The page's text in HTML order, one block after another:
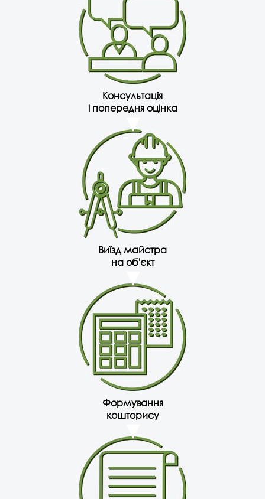
Консультація
і попередня оцінка
Виїзд майстра
на об'єкт
Формування
кошторису